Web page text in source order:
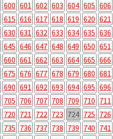
600 601 602 603 604 605 606
615 616 617 618 619 620 621
630 631 632 633 634 635 636
645 646 647 648 649 650 651
660 661 662 663 664 665 666
675 676 677 678 679 680 681
690 691 692 693 694 695 696
705 706 707 708 709 710 711
720 721 722 723 724 725 726
735 736 737 738 739 740 741